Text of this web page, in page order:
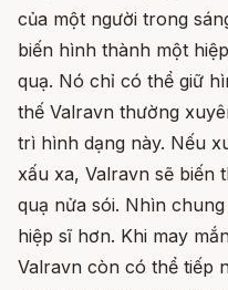
của một người trong
biến hình thành một
quạ. Nó chỉ có thể giữ
thế Valravn thường
trì hình dạng này. Nếu
xấu xa, Valravn sẽ biến
quạ nửa sói. Nhìn
hiệp sĩ hơn. Khi may
Valravn còn có thể tiếp